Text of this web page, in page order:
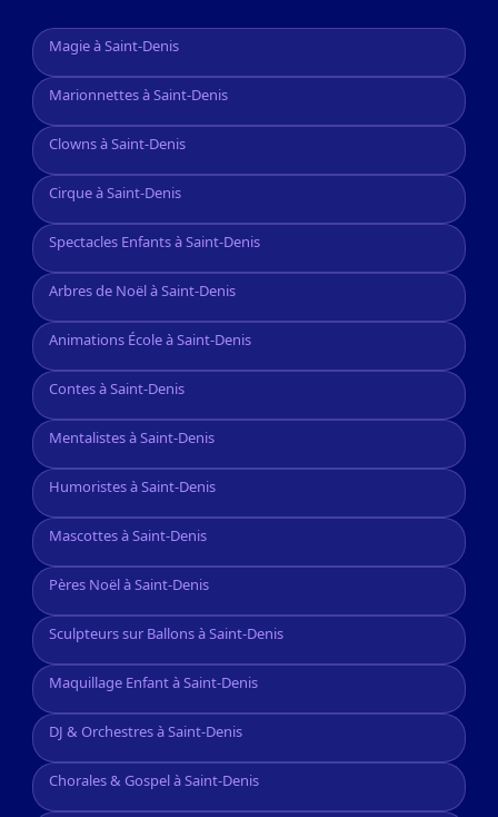
Magie à Saint-Denis
Marionnettes à Saint-Denis
Clowns à Saint-Denis
Cirque à Saint-Denis
Spectacles Enfants à Saint-Denis
Arbres de Noël à Saint-Denis
Animations École à Saint-Denis
Contes à Saint-Denis
Mentalistes à Saint-Denis
Humoristes à Saint-Denis
Mascottes à Saint-Denis
Pères Noël à Saint-Denis
Sculpteurs sur Ballons à Saint-Denis
Maquillage Enfant à Saint-Denis
DJ & Orchestres à Saint-Denis
Chorales & Gospel à Saint-Denis